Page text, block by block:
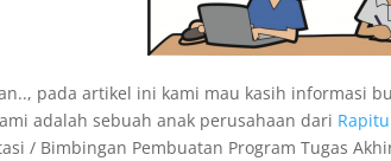
pada artikel ini kami mau kasih informasi
adalah sebuah anak perusahaan dari Rapitu
/ Bimbingan Pembuatan Program Tugas